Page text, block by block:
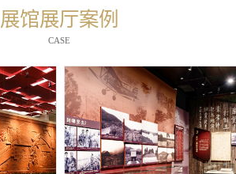
展馆展厅案例
CASE